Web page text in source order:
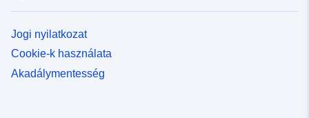
Jogi nyilatkozat
Cookie-k használata
Akadálymentesség